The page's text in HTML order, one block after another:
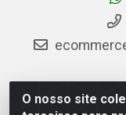
O nosso site
AC Araujo